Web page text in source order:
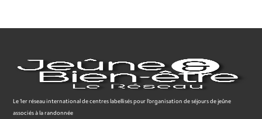
Le 1er réseau international de centres labellisés pour l’organisation de séjours de jeûne
associés à la randonnée